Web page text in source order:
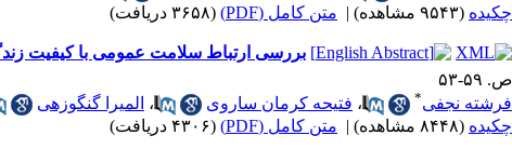
چکیده (۹۵۴۳ مشاهده) | متن کامل (PDF) (۳۶۵۸ دریافت)
بررسی ارتباط سلامت عمومی با کیفیت
ص. ۵۹-۵۳
فرشته نجفی* ، فتیحه کرمان ساروی ، المیرا گنگوزهی
چکیده (۸۴۴۸ مشاهده) | متن کامل (PDF) (۴۳۰۶ دریافت)